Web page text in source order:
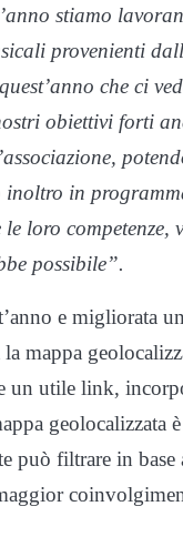
stiamo
provenienti
che ci
obiettivi forti
in
le loro
possibile”.
e migliorata
la mappa
un utile link,
geolocalizzata
può filtrare in